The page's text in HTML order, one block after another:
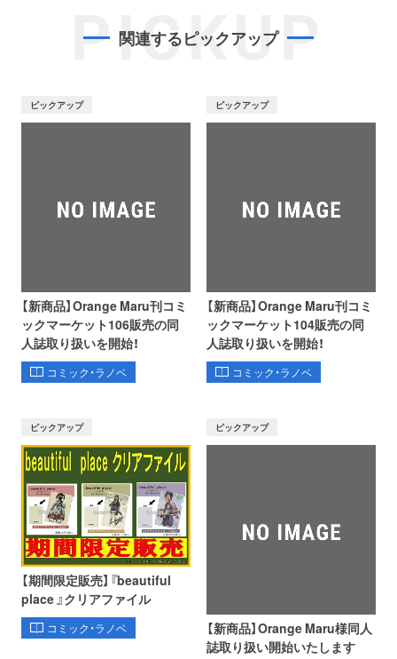
PICKUP
関連するピックアップ
ピックアップ
【新商品】Orange Maru刊コミ
ックマーケット106販売の同
人誌取り扱いを開始！
コミック・ラノベ
ピックアップ
【新商品】Orange Maru刊コミ
ックマーケット104販売の同
人誌取り扱いを開始！
コミック・ラノベ
ピックアップ
【期間限定販売】『beautiful
place 』クリアファイル
コミック・ラノベ
ピックアップ
【新商品】Orange Maru様同人
誌取り扱い開始いたします